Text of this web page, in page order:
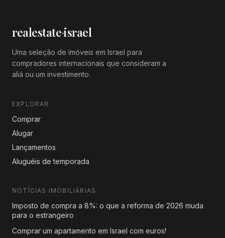
realestate·israel
Uma seleção de imóveis em Israel para
compradores internacionais que consideram a
aliá ou um investimento.
EXPLORAR
Comprar
Alugar
Lançamentos
Aluguéis de temporada
NOTÍCIAS IMOBILIÁRIAS
Imposto de compra a 8%: o que a reforma de 2026 muda
para o estrangeiro
Comprar um apartamento em Israel com euros!